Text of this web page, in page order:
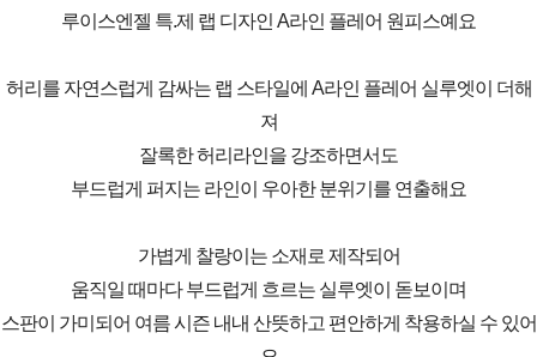
루이스엔젤 특.제 랩 디자인 A라인 플레어 원피스예요
허리를 자연스럽게 감싸는 랩 스타일에 A라인 플레어 실루엣이 더해
져
잘록한 허리라인을 강조하면서도
부드럽게 퍼지는 라인이 우아한 분위기를 연출해요
가볍게 찰랑이는 소재로 제작되어
움직일 때마다 부드럽게 흐르는 실루엣이 돋보이며
스판이 가미되어 여름 시즌 내내 산뜻하고 편안하게 착용하실 수 있어